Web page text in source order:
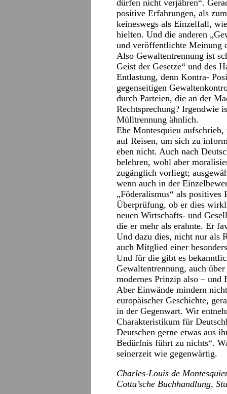
dürfen nicht verjähren“.
positive Erfahrungen, als
keineswegs als Einzelfall,
hielten. Und die anderen
und veröffentlichte Meinung
Also Gewaltentrennung ist
Geist der Gesetze“ und des
Entlastung, denn Kontra-
gegenseitigen
durch Parteien, die an der
Rechtsprechung? Irgendwie
Mülltrennung ähnlich.
Ehe Montesquieu
auf Reisen, um sich zu
eben nicht. Auch nach
belehren, wohl aber
zugänglich vorliegt;
wenn auch in der
„Föderalismus“ als positives
Überprüfung, ob er dies
neuen Wirtschafts- und
die er mehr als erahnte. Er
Und dazu dies, nicht nur als
auch Mitglied einer
Und für die gibt es
Gewaltentrennung, auch
modernes Prinzip also – und
Aber Einwände mindern
europäischer Geschichte,
in der Gegenwart. Wir
Charakteristikum für
Deutschen gerne etwas aus
Bedürfnis führt zu nichts“.
seinerzeit wie gegenwärtig.
Charles-Louis de
Cotta’sche Buchhandlung,